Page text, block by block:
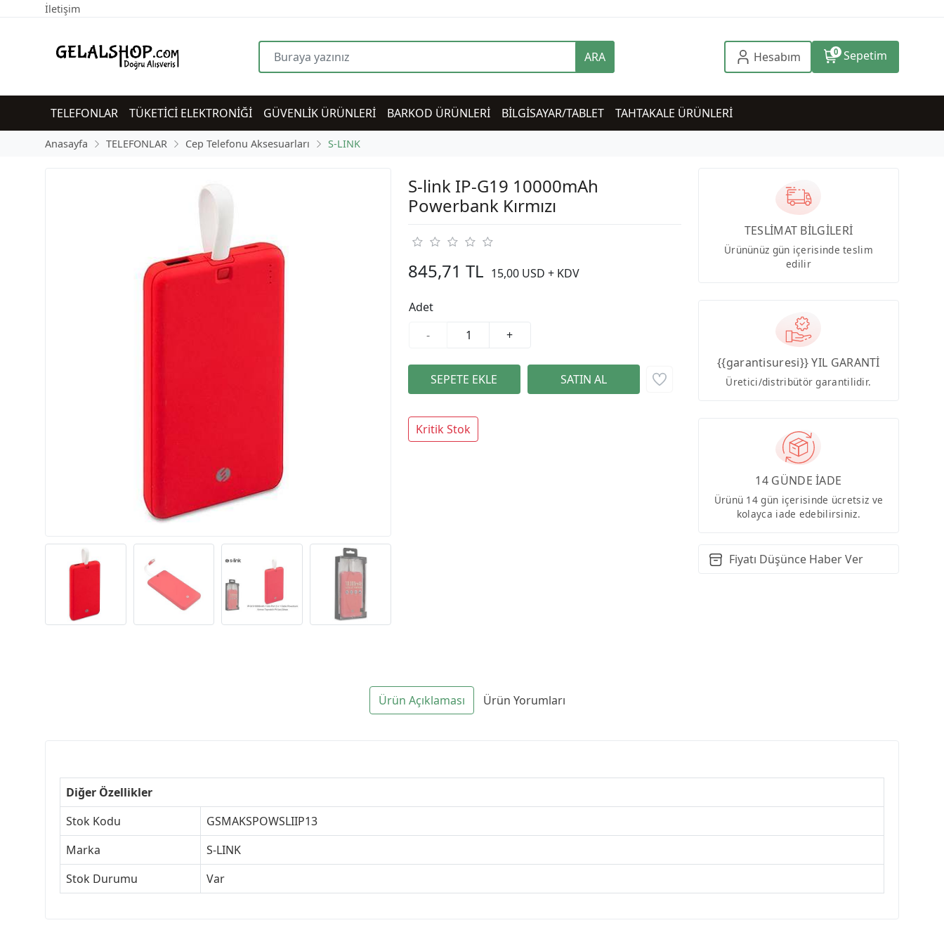
İletişim
ARA Hesabım 0 Sepetim
TELEFONLAR TÜKETİCİ ELEKTRONİĞİ GÜVENLİK ÜRÜNLERİ BARKOD ÜRÜNLERİ BİLGİSAYAR/TABLET TAHTAKALE ÜRÜNLERİ
Anasayfa TELEFONLAR Cep Telefonu Aksesuarları S-LINK
S-link IP-G19 10000mAh
Powerbank Kırmızı
845,71 TL 15,00 USD + KDV
Adet
-
+
Kritik Stok
TESLİMAT BİLGİLERİ
Ürününüz gün içerisinde teslim
edilir
{{garantisuresi}} YIL GARANTİ
Üretici/distribütör garantilidir.
14 GÜNDE İADE
Ürünü 14 gün içerisinde ücretsiz ve
kolayca iade edebilirsiniz.
Fiyatı Düşünce Haber Ver
Ürün Açıklaması Ürün Yorumları
Diğer Özellikler
Stok Kodu
GSMAKSPOWSLIIP13
Marka
S-LINK
Stok Durumu
Var